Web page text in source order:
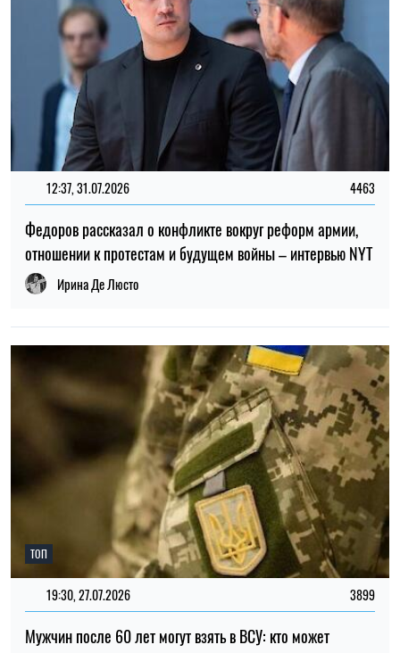
ТОП
19:30, 27.07.2026
Мужчин после 60 лет могут взять в ВСУ: кто может
попасть в армию
Николай Потика